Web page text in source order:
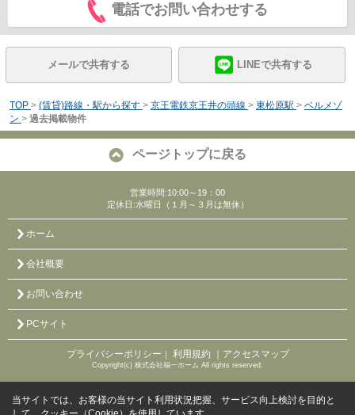
電話でお問い合わせする
メールで共有する LINEで共有する
TOP > (賃貸)路線・駅から探す > 京王電鉄京王井の頭線 > 東松原駅 > ベルメゾ
ン > 過去掲載物件
ページトップに戻る
営業時間:10:00～19：00
定休日:水曜日（１月～３月は無休）
ホーム
会社概要
お問い合わせ
PCサイト
プライバシーポリシー ｜ 利用規約 ｜アクセスマップ
Copyright(c) 株式会社福一ホーム All rights reserved.
当サイトでは、お客様の当サイト利用状況把握、サービス向上検討を目的と